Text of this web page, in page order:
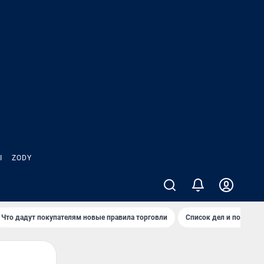
ZODY
Что дадут покупателям новые правила торговли Список дел и покупок